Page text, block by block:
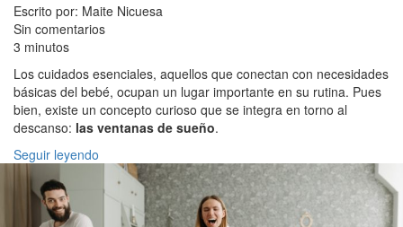
Escrito por: Maite Nicuesa
Sin comentarios
3 minutos
Los cuidados esenciales, aquellos que conectan con necesidades
básicas del bebé, ocupan un lugar importante en su rutina. Pues
bien, existe un concepto curioso que se integra en torno al
descanso: las ventanas de sueño.
Seguir leyendo